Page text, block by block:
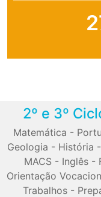
2º e 3º
Matemática -
Geologia - História -
MACS - Inglês -
Orientação
Trabalhos -